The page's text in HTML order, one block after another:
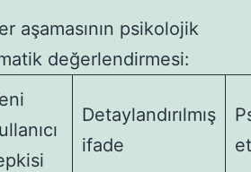
aşamasının psikolojik
değerlendirmesi:
Detaylandırılmış
ifade